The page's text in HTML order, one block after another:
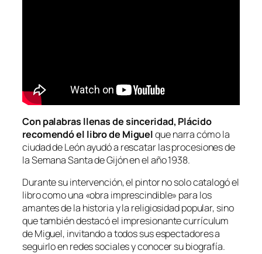
Con palabras llenas de sinceridad, Plácido
recomendó el libro de Miguelque narra cómo la
ciudad de León ayudó a rescatar las procesiones de
la Semana Santa de Gijón en el año 1938.
Durante su intervención, el pintor no solo catalogó el
libro como una «obra imprescindible» para los
amantes de la historia y la religiosidad popular, sino
que también destacó el impresionante currículum
de Miguel, invitando a todos sus espectadores a
seguirlo en redes sociales y conocer su biografía.